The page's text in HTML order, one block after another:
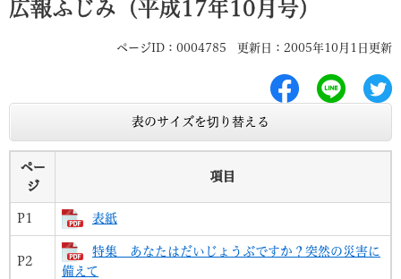
広報ふじみ（平成17年10月号）
ページID：0004785 更新日：2005年10月1日更新
表のサイズを切り替える
ペー
ジ
項目
P1 表紙
P2
特集 あなたはだいじょうぶですか？突然の災害に
備えて